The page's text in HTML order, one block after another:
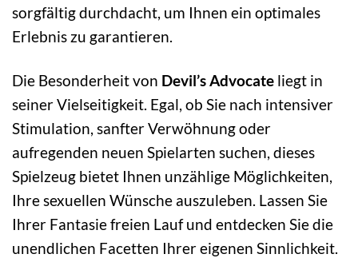
sorgfältig durchdacht, um Ihnen ein optimales
Erlebnis zu garantieren.
Die Besonderheit von Devil’s Advocate liegt in
seiner Vielseitigkeit. Egal, ob Sie nach intensiver
Stimulation, sanfter Verwöhnung oder
aufregenden neuen Spielarten suchen, dieses
Spielzeug bietet Ihnen unzählige Möglichkeiten,
Ihre sexuellen Wünsche auszuleben. Lassen Sie
Ihrer Fantasie freien Lauf und entdecken Sie die
unendlichen Facetten Ihrer eigenen Sinnlichkeit.